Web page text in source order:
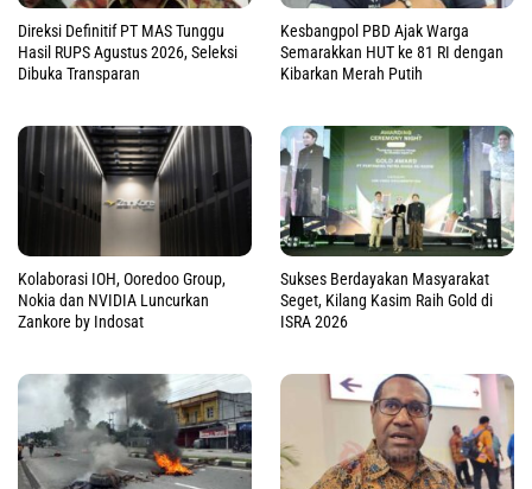
Direksi Definitif PT MAS Tunggu
Hasil RUPS Agustus 2026, Seleksi
Dibuka Transparan
Kesbangpol PBD Ajak Warga
Semarakkan HUT ke 81 RI dengan
Kibarkan Merah Putih
Kolaborasi IOH, Ooredoo Group,
Nokia dan NVIDIA Luncurkan
Zankore by Indosat
Sukses Berdayakan Masyarakat
Seget, Kilang Kasim Raih Gold di
ISRA 2026